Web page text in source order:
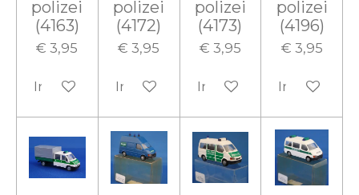
polizei
(4163)
€ 3,95
In winkelwagen
polizei
(4172)
€ 3,95
In winkelwagen
polizei
(4173)
€ 3,95
In winkelwagen
polizei
(4196)
€ 3,95
In